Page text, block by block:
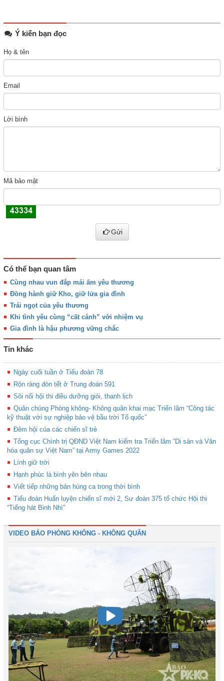
Ý kiến bạn đọc
Họ & tên
Email
Lời bình
Mã bảo mật
Gửi
Có thể bạn quan tâm
Cùng nhau vun đắp mái ấm yêu thương
Đồng hành giữ Kho, giữ lửa gia đình
Trái ngọt của yêu thương
Khi tình yêu cùng “cất cánh” với nhiệm vụ
Gia đình là hậu phương vững chắc
Tin khác
Ngày cuối tuần ở Tiểu đoàn 78
Rộn ràng đón tết ở Trung đoàn 591
Sôi nổi hội thi điều dưỡng giỏi, thanh lịch
Quân chủng Phòng không- Không quân khai mạc Triển lãm “Công tác
kỹ thuật với sự nghiệp bảo vệ bầu trời Tổ quốc”
Đêm hội của các chiến sĩ trẻ
Tổng cục Chính trị QĐND Việt Nam kiểm tra Triển lãm “Di sản và Văn
hóa quân sự Việt Nam” tại Army Games 2022
Lính giữ trời
Hạnh phúc là bình yên bên nhau
Viết tiếp những bản hùng ca trong thời bình
Tiểu đoàn Huấn luyện chiến sĩ mới 2, Sư đoàn 375 tổ chức Hội thi
“Tiếng hát Binh Nhì”
VIDEO BÁO PHÒNG KHÔNG - KHÔNG QUÂN